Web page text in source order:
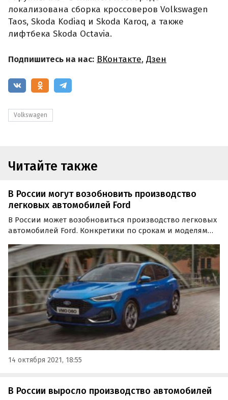
локализована сборка кроссоверов Volkswagen
Taos, Skoda Kodiaq и Skoda Karoq, а также
лифтбека Skoda Octavia.
Подпишитесь на нас: ВКонтакте, Дзен
Volkswagen
Читайте также
В России могут возобновить производство
легковых автомобилей Ford
В России может возобновиться производство легковых
автомобилей Ford. Конкретики по срокам и моделям
легковушек американской марки сейчас не
исключается.
14 октября 2021, 18:55
В России выросло производство автомобилей